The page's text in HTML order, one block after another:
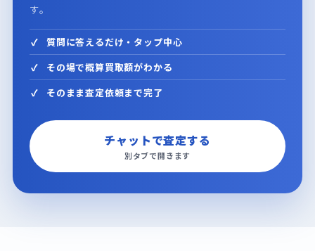
す。
質問に答えるだけ・タップ中心
その場で概算買取額がわかる
そのまま査定依頼まで完了
チャットで査定する
別タブで開きます